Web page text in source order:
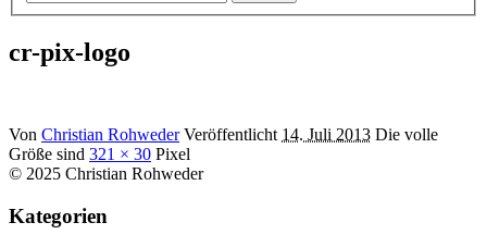
cr-pix-logo
Von Christian Rohweder Veröffentlicht 14. Juli 2013 Die volle
Größe sind 321 × 30 Pixel
© 2025 Christian Rohweder
Kategorien